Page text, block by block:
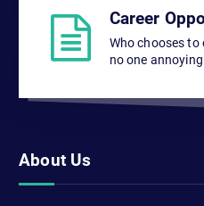
Career
Who chooses to
no one
About Us